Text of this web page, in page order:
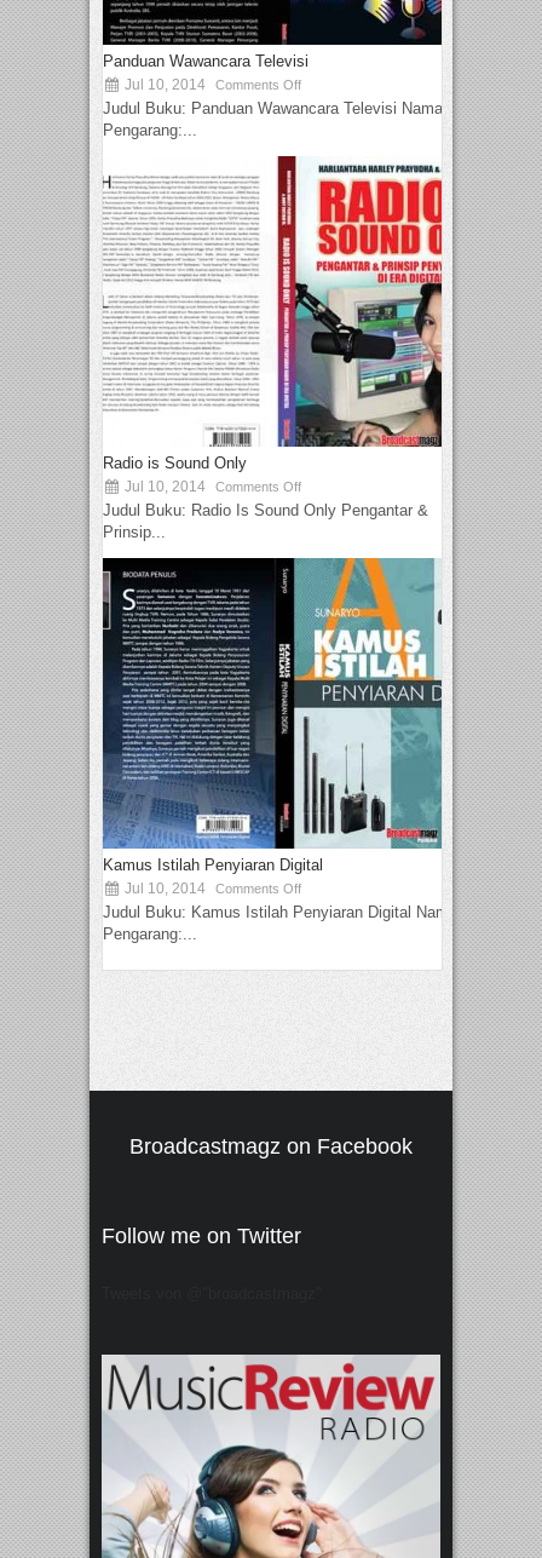
Panduan Wawancara Televisi
Jul 10, 2014 Comments Off
Judul Buku: Panduan Wawancara Televisi Nama
Pengarang:...
Radio is Sound Only
Jul 10, 2014 Comments Off
Judul Buku: Radio Is Sound Only Pengantar &
Prinsip...
Kamus Istilah Penyiaran Digital
Jul 10, 2014 Comments Off
Judul Buku: Kamus Istilah Penyiaran Digital Nama
Pengarang:...
Broadcastmagz on Facebook
Follow me on Twitter